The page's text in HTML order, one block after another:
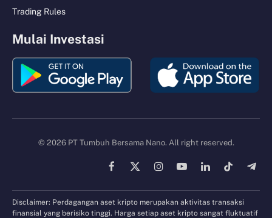
Trading Rules
Mulai Investasi
© 2026 PT Tumbuh Bersama Nano. All right reserved.
Facebook
X
InstagramYouTubeLinkedInTikTok
Disclaimer: Perdagangan aset kripto merupakan aktivitas transaksi
finansial yang berisiko tinggi. Harga setiap aset kripto sangat fluktuatif